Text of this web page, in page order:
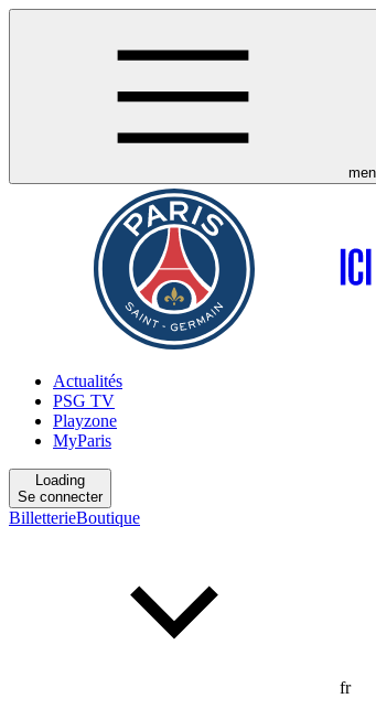
Actualités
PSG TV
Playzone
MyParis
Loading
Se connecter
BilletterieBoutique
fr